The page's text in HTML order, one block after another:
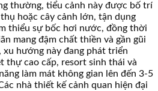
thường, tiểu cảnh này được bố trí
hoặc cây cảnh lớn, tận dụng
thiểu sự bốc hơi nước, đồng thời
mang đậm chất thiền và gần gũi
xu hướng này đang phát triển
thự cao cấp, resort sinh thái và
làm mát không gian lên đến 3-5
nhà thiết kế cảnh quan hiện đại